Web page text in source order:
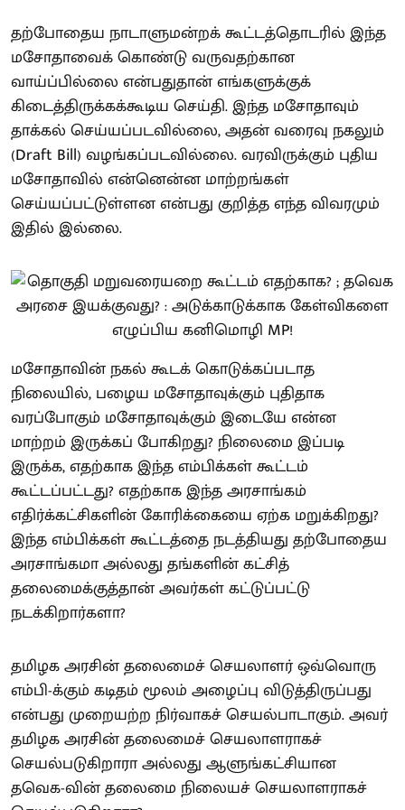
தற்போதைய நாடாளுமன்றக் கூட்டத்தொடரில் இந்த
மசோதாவைக் கொண்டு வருவதற்கான
வாய்ப்பில்லை என்பதுதான் எங்களுக்குக்
கிடைத்திருக்கக்கூடிய செய்தி. இந்த மசோதாவும்
தாக்கல் செய்யப்படவில்லை, அதன் வரைவு நகலும்
(Draft Bill) வழங்கப்படவில்லை. வரவிருக்கும் புதிய
மசோதாவில் என்னென்ன மாற்றங்கள்
செய்யப்பட்டுள்ளன என்பது குறித்த எந்த விவரமும்
இதில் இல்லை.
மசோதாவின் நகல் கூடக் கொடுக்கப்படாத
நிலையில், பழைய மசோதாவுக்கும் புதிதாக
வரப்போகும் மசோதாவுக்கும் இடையே என்ன
மாற்றம் இருக்கப் போகிறது? நிலைமை இப்படி
இருக்க, எதற்காக இந்த எம்பிக்கள் கூட்டம்
கூட்டப்பட்டது? எதற்காக இந்த அரசாங்கம்
எதிர்க்கட்சிகளின் கோரிக்கையை ஏற்க மறுக்கிறது?
இந்த எம்பிக்கள் கூட்டத்தை நடத்தியது தற்போதைய
அரசாங்கமா அல்லது தங்களின் கட்சித்
தலைமைக்குத்தான் அவர்கள் கட்டுப்பட்டு
நடக்கிறார்களா?
தமிழக அரசின் தலைமைச் செயலாளர் ஒவ்வொரு
எம்பி-க்கும் கடிதம் மூலம் அழைப்பு விடுத்திருப்பது
என்பது முறையற்ற நிர்வாகச் செயல்பாடாகும். அவர்
தமிழக அரசின் தலைமைச் செயலாளராகச்
செயல்படுகிறாரா அல்லது ஆளுங்கட்சியான
தவெக-வின் தலைமை நிலையச் செயலாளராகச்